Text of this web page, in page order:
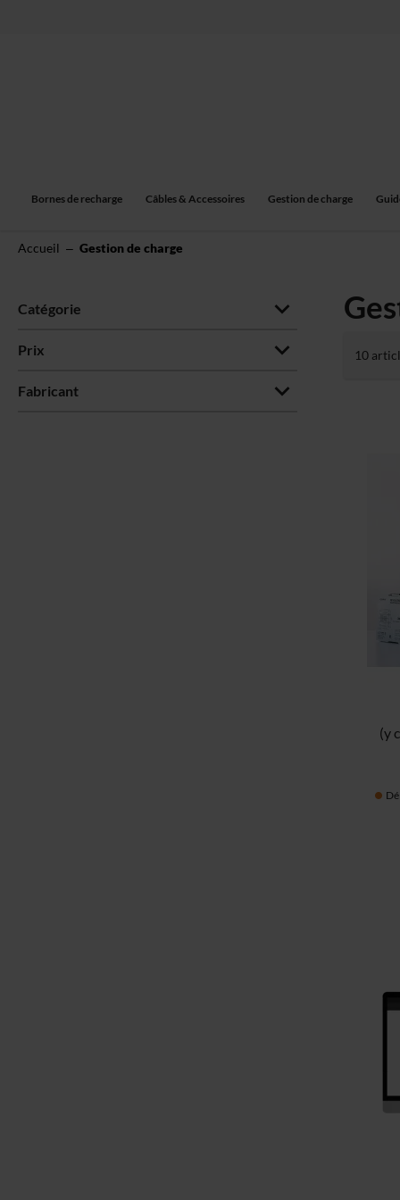
Bornes de recharge Câbles & Accessoires Gestion de charge
Accueil Gestion de charge
10
(y
Catégorie
Prix
Fabricant